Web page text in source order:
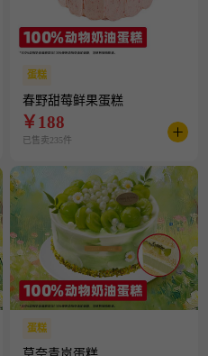
蛋糕
春野甜莓鲜果蛋糕
￥188
已售卖235件
蛋糕